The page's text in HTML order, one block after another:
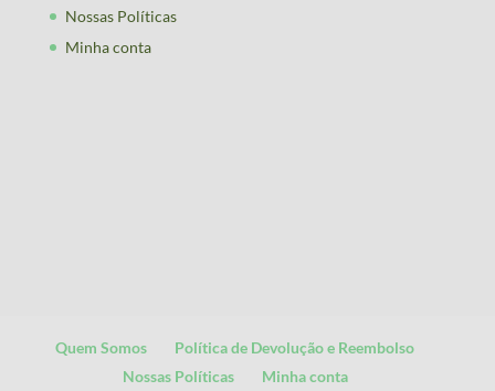
Nossas Políticas
Minha conta
Quem Somos
Política de Devolução e Reembolso
Nossas Políticas
Minha conta